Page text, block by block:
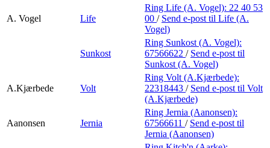
Min Shopping-app
A. Vogel Life
Ring Life (A. Vogel): 22 40 53
00 / Send e-post til Life (A.
Vogel)
Sunkost
Ring Sunkost (A. Vogel):
67566622 / Send e-post til
Sunkost (A. Vogel)
A.Kjærbede Volt
Ring Volt (A.Kjærbede):
22318443 / Send e-post til Volt
(A.Kjærbede)
Aanonsen Jernia
Ring Jernia (Aanonsen):
67566611 / Send e-post til
Jernia (Aanonsen)